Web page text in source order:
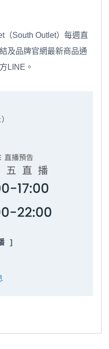
（South Outlet）每週直
及品牌官網最新商品通
LINE。
]